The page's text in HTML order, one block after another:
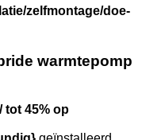
zelfmontage/doe-
warmtepomp
tot 45% op